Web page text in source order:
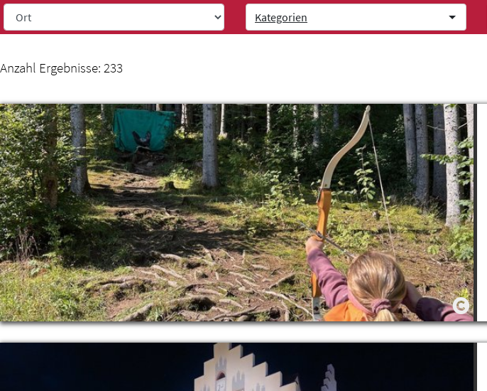
Weiter zur Navigation Weiter zum Inhalt Kategorien
Anzahl Ergebnisse: 233